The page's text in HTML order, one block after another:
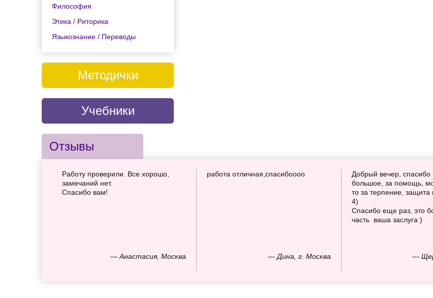
Философия
Этика / Риторика
Языкознание / Переводы
Методички
Учебники
Отзывы
— Анастасия, Москва
Работу проверили. Все хорошо,
замечаний нет.
Спасибо вам!
— Дина, г. Москва
работа отличная,спасибоооо
—
Добрый вечер, спасибо
большое, за помощь,
то за терпение,
4)
Спасибо еще раз, это
часть ваша заслуга )